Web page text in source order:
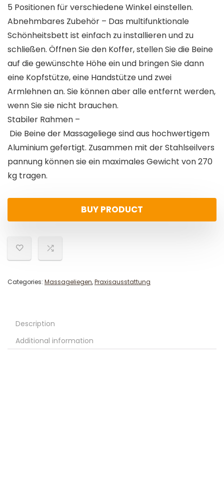
5 Positionen für verschiedene Winkel einstellen.
Abnehmbares Zubehör – Das multifunktionale
Schönheitsbett ist einfach zu installieren und zu
schließen. Öffnen Sie den Koffer, stellen Sie die Beine
auf die gewünschte Höhe ein und bringen Sie dann
eine Kopfstütze, eine Handstütze und zwei
Armlehnen an. Sie können aber alle entfernt werden,
wenn Sie sie nicht brauchen.
Stabiler Rahmen –
Die Beine der Massageliege sind aus hochwertigem
Aluminium gefertigt. Zusammen mit der Stahlseilvers
pannung können sie ein maximales Gewicht von 270
kg tragen.
BUY PRODUCT
Categories: Massageliegen,Praxisausstattung
Description
Additional information